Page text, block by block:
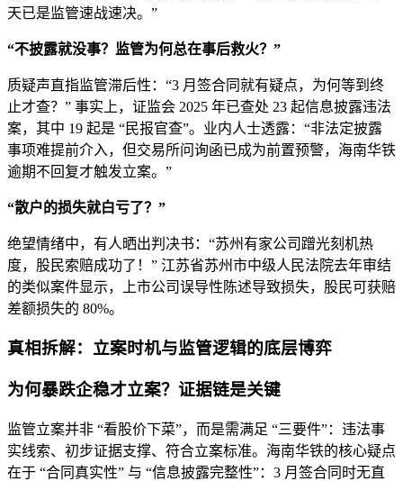
天已是监管速战速决。”
“不披露就没事？监管为何总在事后救火？”
质疑声直指监管滞后性：“3 月签合同就有疑点，为何等到终
止才查？” 事实上，证监会 2025 年已查处 23 起信息披露违法
案，其中 19 起是 “民报官查”。业内人士透露：“非法定披露
事项难提前介入，但交易所问询函已成为前置预警，海南华铁
逾期不回复才触发立案。”
“散户的损失就白亏了？”
绝望情绪中，有人晒出判决书：“苏州有家公司蹭光刻机热
度，股民索赔成功了！” 江苏省苏州市中级人民法院去年审结
的类似案件显示，上市公司误导性陈述导致损失，股民可获赔
差额损失的 80%。
真相拆解：立案时机与监管逻辑的底层博弈
为何暴跌企稳才立案？证据链是关键
监管立案并非 “看股价下菜”，而是需满足 “三要件”：违法事
实线索、初步证据支撑、符合立案标准。海南华铁的核心疑点
在于 “合同真实性” 与 “信息披露完整性”：3 月签合同时无直